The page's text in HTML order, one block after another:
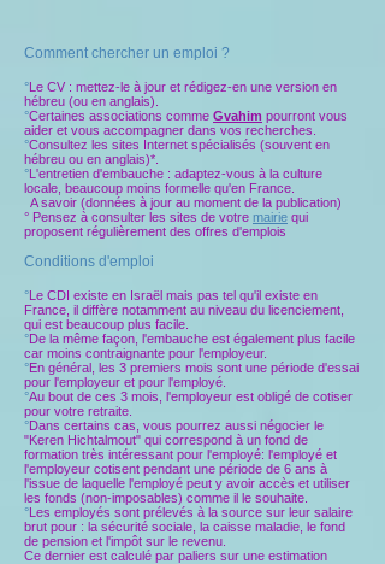
Comment chercher un emploi ?
°Le CV : mettez-le à jour et rédigez-en une version en
hébreu (ou en anglais).
°Certaines associations comme Gvahim pourront vous
aider et vous accompagner dans vos recherches.
°Consultez les sites Internet spécialisés (souvent en
hébreu ou en anglais)*.
°L'entretien d'embauche : adaptez-vous à la culture
locale, beaucoup moins formelle qu'en France.
A savoir (données à jour au moment de la publication)
° Pensez à consulter les sites de votre mairie qui
proposent régulièrement des offres d'emplois
Conditions d'emploi
°Le CDI existe en Israël mais pas tel qu'il existe en
France, il diffère notamment au niveau du licenciement,
qui est beaucoup plus facile.
°De la même façon, l'embauche est également plus facile
car moins contraignante pour l'employeur.
°En général, les 3 premiers mois sont une période d'essai
pour l'employeur et pour l'employé.
°Au bout de ces 3 mois, l'employeur est obligé de cotiser
pour votre retraite.
°Dans certains cas, vous pourrez aussi négocier le
"Keren Hichtalmout" qui correspond à un fond de
formation très intéressant pour l'employé: l'employé et
l'employeur cotisent pendant une période de 6 ans à
l'issue de laquelle l'employé peut y avoir accès et utiliser
les fonds (non-imposables) comme il le souhaite.
°Les employés sont prélevés à la source sur leur salaire
brut pour : la sécurité sociale, la caisse maladie, le fond
de pension et l'impôt sur le revenu.
Ce dernier est calculé par paliers sur une estimation